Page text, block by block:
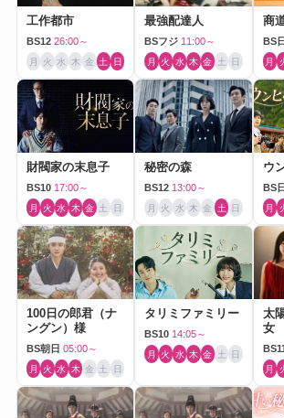
工作都市
BS12 26:00～
月 火 水 木 金 土 日
最強配達人
BSフジ 11:00～
月 火 水 木 金 土 日
商
BS
月
財閥家の末息子
BS10 17:00～
月 火 水 木 金 土 日
秘密の森
BS12 13:00～
月 火 水 木 金 土 日
ウ
BS
月
100日の郎君（ナ
ングン）様
BS朝日 05:00～
月 火 水 木 金 土 日
タリミファミリー
BS10 14:05～
月 火 水 木 金 土 日
太
女
月